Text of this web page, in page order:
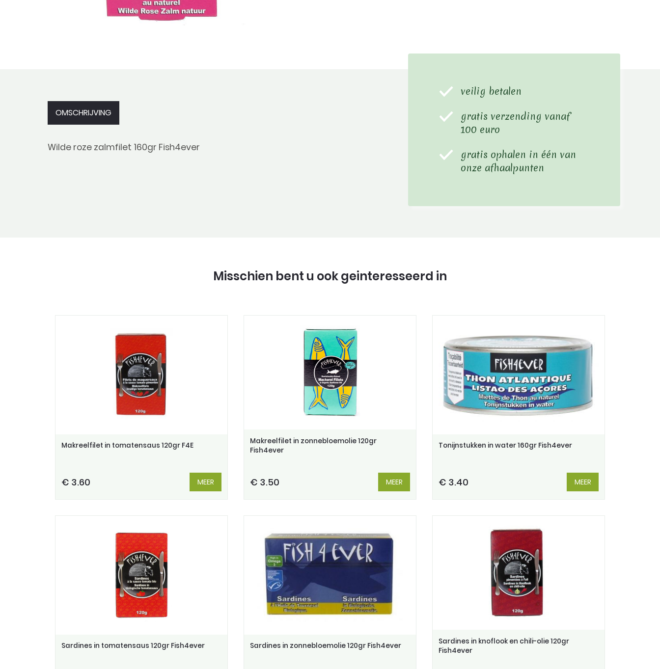
OMSCHRIJVING
Wilde roze zalmfilet 160gr Fish4ever
veilig betalen
gratis verzending vanaf
100 euro
gratis ophalen in één van
onze afhaalpunten
Misschien bent u ook geinteresseerd in
Makreelfilet in tomatensaus 120gr F4E
€ 3.60 MEER
Makreelfilet in zonnebloemolie 120gr
Fish4ever
€ 3.50 MEER
Tonijnstukken in water 160gr Fish4ever
€ 3.40 MEER
Sardines in tomatensaus 120gr Fish4ever Sardines in zonnebloemolie 120gr Fish4ever
Sardines in knoflook en chili-olie 120gr
Fish4ever